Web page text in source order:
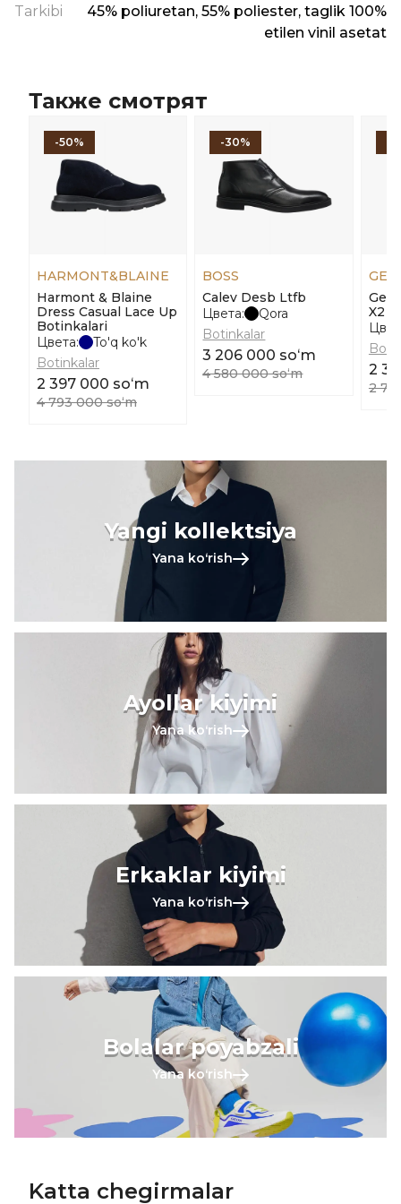
Tarkibi
45% poliuretan, 55% poliester, taglik 100%
etilen vinil asetat
Также смотрят
-50%
HARMONT&BLAINE
Harmont & Blaine
Dress Casual Lace Up
Botinkalari
Цвета:
To'q ko'k
Botinkalar
2 397 000 soʻm
4 793 000 soʻm
-30%
BOSS
Calev Desb Ltfb
Цвета:
Qora
Botinkalar
3 206 000 soʻm
4 580 000 soʻm
X2
2
2
Yangi kollektsiya
Yana koʻrish
Ayollar kiyimi
Yana koʻrish
Erkaklar kiyimi
Yana koʻrish
Bolalar poyabzali
Yana koʻrish
Katta chegirmalar